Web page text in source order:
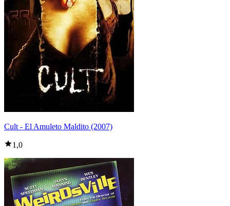
Cult - El Amuleto Maldito (2007)
1,0